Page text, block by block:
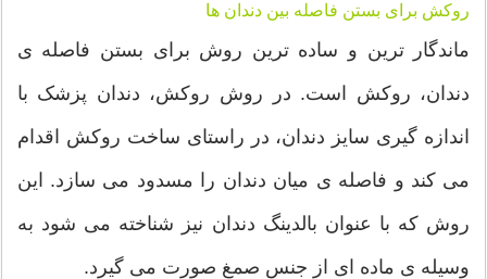
روکش برای بستن فاصله بین دندان ها
ماندگار ترین و ساده ترین روش برای بستن فاصله ی
دندان، روکش است. در روش روکش، دندان پزشک با
اندازه گیری سایز دندان، در راستای ساخت روکش اقدام
می کند و فاصله ی میان دندان را مسدود می سازد. این
روش که با عنوان بالدینگ دندان نیز شناخته می شود به
وسیله ی ماده ای از جنس صمغ صورت می گیرد.